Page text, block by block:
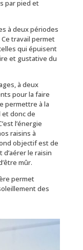
par pied et
à deux périodes
travail permet
qui épuisent
et gustative du
à deux
pour la faire
permettre à la
donc de
l’énergie
raisins à
objectif est de
le raisin
mûr.
permet
des